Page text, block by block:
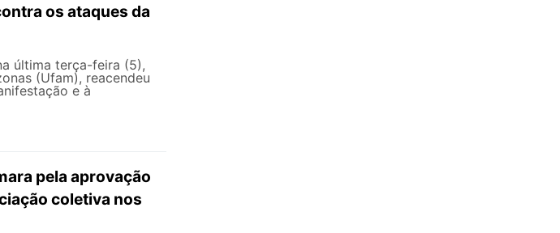
os ataques da
última terça-feira (5),
(Ufam), reacendeu
e à
pela aprovação
coletiva nos